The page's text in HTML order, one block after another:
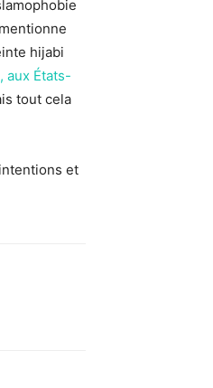
hijabi
aux États-
tout cela
et